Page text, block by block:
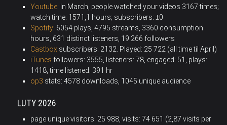
Youtube: In March, people watched your videos 3167 times;
watch time: 1571,1 hours; subscribers: ±0
Spotify: 6054 plays, 4795 streams, 3360 consumption
hours, 631 distinct listeners, 19 266 followers
Castbox subscribers: 2132 Played: 25 722 (all time til April)
iTunes followers: 3555, listeners: 78, engaged: 51, plays:
1418, time listened: 391 hr
op3 stats: 4578 downloads, 1045 unique audience
LUTY 2026
page unique visitors: 25 988, visits: 74 651 (2,87 visits per